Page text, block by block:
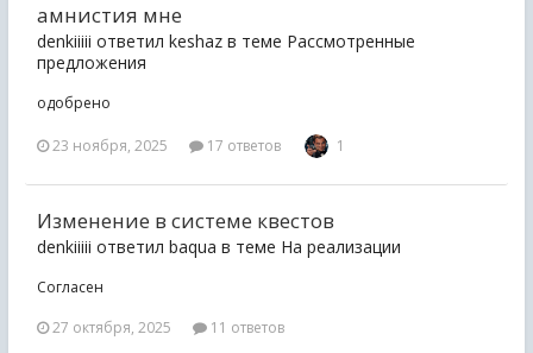
амнистия мне
denkiiiii ответил keshaz в теме Рассмотренные
предложения
одобрено
23 ноября, 2025 17 ответов 1
Изменение в системе квестов
denkiiiii ответил baqua в теме На реализации
Согласен
27 октября, 2025
11 ответов